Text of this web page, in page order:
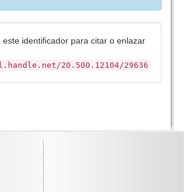
este identificador para citar o enlazar
20.500.12104/29636